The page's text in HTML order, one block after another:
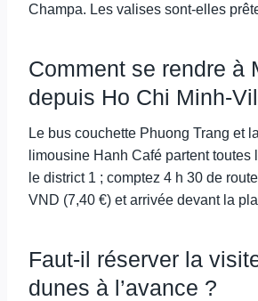
Champa. Les valises sont-elles
Comment se rendre à
depuis Ho Chi Minh-
Le bus couchette Phuong Trang et
limousine Hanh Café partent toutes
le district 1 ; comptez 4 h 30 de
VND (7,40 €) et arrivée devant la
Faut-il réserver la
dunes à l’avance ?